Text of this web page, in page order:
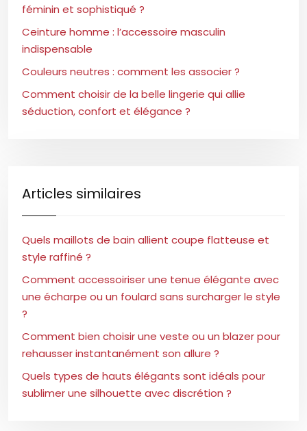
féminin et sophistiqué ?
Ceinture homme : l’accessoire masculin
indispensable
Couleurs neutres : comment les associer ?
Comment choisir de la belle lingerie qui allie
séduction, confort et élégance ?
Articles similaires
Quels maillots de bain allient coupe flatteuse et
style raffiné ?
Comment accessoiriser une tenue élégante avec
une écharpe ou un foulard sans surcharger le style
?
Comment bien choisir une veste ou un blazer pour
rehausser instantanément son allure ?
Quels types de hauts élégants sont idéals pour
sublimer une silhouette avec discrétion ?